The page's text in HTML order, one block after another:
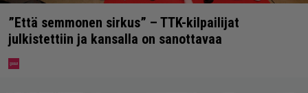
”Että semmonen sirkus” – TTK-kilpailijat
julkistettiin ja kansalla on sanottavaa